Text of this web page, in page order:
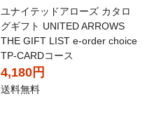
ユナイテッドアローズ カタロ
グギフト UNITED ARROWS
THE GIFT LIST e-order choice
TP-CARDコース
4,180円
送料無料